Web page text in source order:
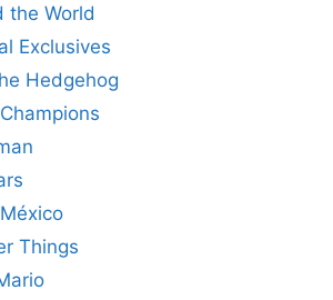
the World
Exclusives
Hedgehog
Things